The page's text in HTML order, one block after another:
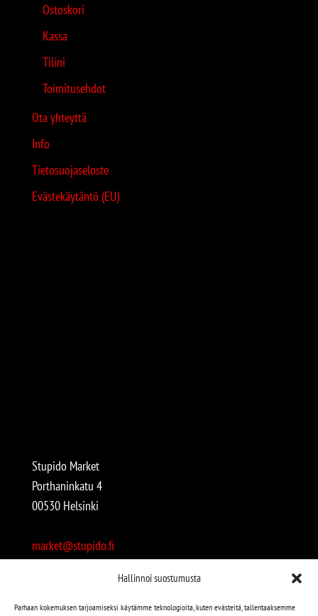
Hallinnoi suostumusta
Parhaan kokemuksen tarjoamiseksi käytämme teknologioita, kuten evästeitä, tallentaaksemme
Ostoskori
Kassa
Tilini
Toimitusehdot
Ota yhteyttä
Info
Tietosuojaseloste
Evästekäytäntö (EU)
Stupido Market
Porthaninkatu 4
00530 Helsinki
market@stupido.fi
Avoinna: